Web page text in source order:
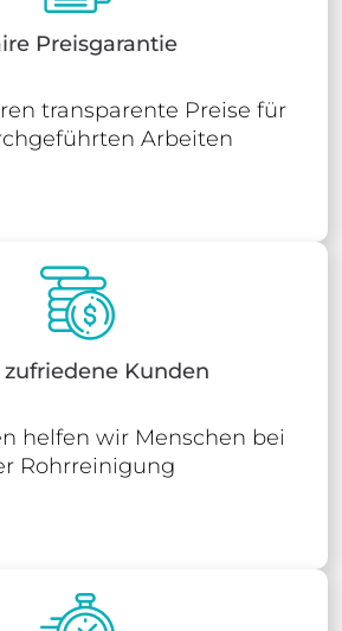
Preisgarantie
transparente Preise für
Arbeiten
zufriedene Kunden
helfen wir Menschen bei
Rohrreinigung